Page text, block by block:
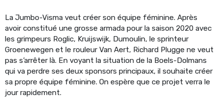
La Jumbo-Visma veut créer son équipe féminine. Après
avoir constitué une grosse armada pour la saison 2020 avec
les grimpeurs Roglic, Kruijswijk, Dumoulin, le sprinteur
Groenewegen et le rouleur Van Aert, Richard Plugge ne veut
pas s’arrêter là. En voyant la situation de la Boels-Dolmans
qui va perdre ses deux sponsors principaux, il souhaite créer
sa propre équipe féminine. On espère que ce projet verra le
jour rapidement.